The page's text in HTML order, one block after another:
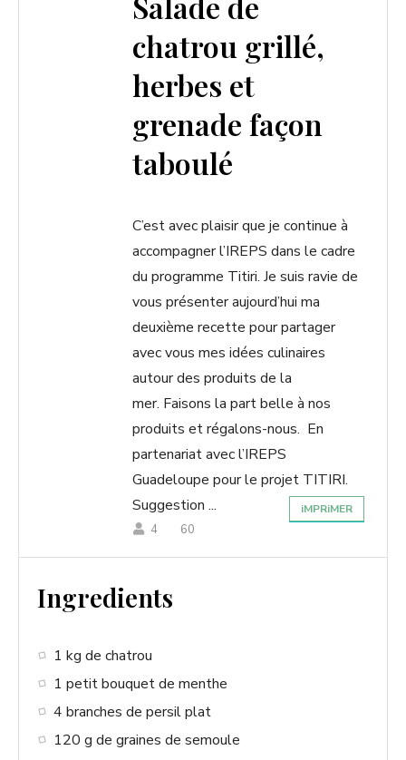
chatrou grillé,
herbes et
grenade façon
taboulé
C’est avec plaisir que je continue à
accompagner l’IREPS dans le cadre
du programme Titiri. Je suis ravie de
vous présenter aujourd’hui ma
deuxième recette pour partager
avec vous mes idées culinaires
autour des produits de la
mer. Faisons la part belle à nos
produits et régalons-nous. En
partenariat avec l’IREPS
Guadeloupe pour le projet TITIRI.
Suggestion ...
iMPRiMER
4 60
Ingredients
1 kg de chatrou
1 petit bouquet de menthe
4 branches de persil plat
120 g de graines de semoule